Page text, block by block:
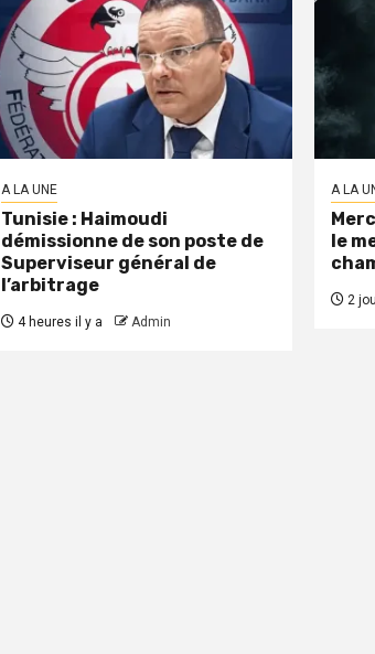
A LA UNE
Tunisie : Haimoudi
démissionne de son poste de
Superviseur général de
l’arbitrage
4 heures il y a Admin
A LA
le
2